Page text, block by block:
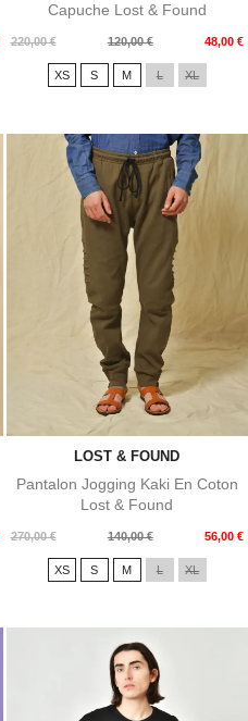
Capuche Lost & Found
220,00 €
Prix
120,00 € 48,00 €
Prix
XS S M L XL
LOST & FOUND
Pantalon Jogging Kaki En Coton
Lost & Found
270,00 €
Prix
140,00 € 56,00 €
Prix
XS S M L XL